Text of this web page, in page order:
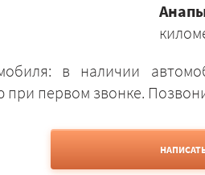
в наличии
первом звонке.
НАПИСАТЬ